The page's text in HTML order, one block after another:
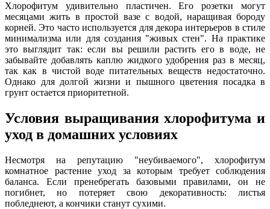
Хлорофитум удивительно пластичен. Его розетки могут
месяцами жить в простой вазе с водой, наращивая бороду
корней. Это часто используется для декора интерьеров в стиле
минимализма или для создания "живых стен". На практике
это выглядит так: если вы решили растить его в воде, не
забывайте добавлять каплю жидкого удобрения раз в месяц,
так как в чистой воде питательных веществ недостаточно.
Однако для долгой жизни и пышного цветения посадка в
грунт остается приоритетной.
Условия выращивания хлорофитума и
уход в домашних условиях
Несмотря на репутацию "неубиваемого", хлорофитум
комнатное растение уход за которым требует соблюдения
баланса. Если пренебрегать базовыми правилами, он не
погибнет, но потеряет свою декоративность: листья
побледнеют, а кончики станут сухими.